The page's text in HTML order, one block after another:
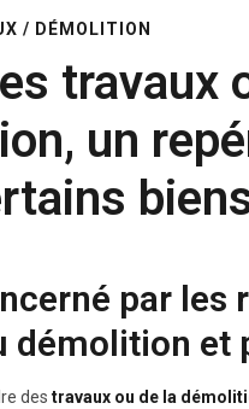
/ DÉMOLITION
travaux
un
par les
démolition et
des travaux ou de la